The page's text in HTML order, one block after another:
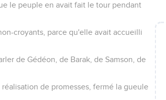
le peuple en avait fait le tour pendant
croyants, parce qu'elle avait accueilli
de Gédéon, de Barak, de Samson, de
de promesses, fermé la gueule